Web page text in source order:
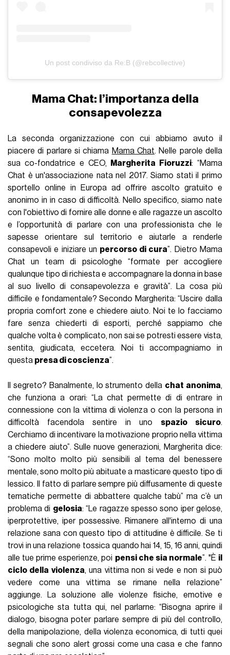
Un post condiviso da Re:B (@rebcollective)
Mama Chat: l’importanza della
consapevolezza
La seconda organizzazione con cui abbiamo avuto il
piacere di parlare si chiama Mama Chat. Nelle parole della
sua co-fondatrice e CEO,
Margherita Fioruzzi: “Mama
Chat è un'associazione nata nel 2017. Siamo stati il primo
sportello online in Europa ad offrire ascolto gratuito e
anonimo in in caso di difficoltà. Nello specifico, siamo nate
con l'obiettivo di fornire alle donne e alle ragazze un ascolto
e l’opportunità di parlare con una professionista che le
sapesse orientare sul territorio e aiutarle a renderle
consapevoli e iniziare un percorso di cura”. Dietro Mama
Chat un team di psicologhe “formate per accogliere
qualunque tipo di richiesta e accompagnare la donna in base
al suo livello di consapevolezza e gravità”. La cosa più
difficile e fondamentale? Secondo Margherita: “Uscire dalla
propria comfort zone e chiedere aiuto. Noi te lo facciamo
fare senza chiederti di esporti, perché sappiamo che
qualche volta è complicato, non sai se potresti essere vista,
sentita, giudicata, eccetera. Noi ti accompagniamo in
questa presa di coscienza”.
Il segreto? Banalmente, lo strumento della chat anonima,
che funziona a orari: “La chat permette di di entrare in
connessione con la vittima di violenza o con la persona in
difficoltà facendola sentire in uno spazio sicuro.
Cerchiamo di incentivare la motivazione proprio nella vittima
a chiedere aiuto”. Sulle nuove generazioni, Margherita dice:
“Sono molto molto più sensibili al tema del benessere
mentale, sono molto più abituate a masticare questo tipo di
lessico. Il fatto di parlare sempre più diffusamente di queste
tematiche permette di abbattere qualche tabù” ma c’è un
problema di gelosia: “Le ragazze spesso sono iper gelose,
iperprotettive, iper possessive. Rimanere all'interno di una
relazione sana con questo tipo di attitudine è difficile. Se ti
trovi in una relazione tossica quando hai 14, 15, 16 anni, quindi
alle tue prime esperienze, poi pensi che sia normale”. "È il
ciclo della violenza, una vittima non si vede e non si può
vedere come una vittima se rimane nella relazione”
aggiunge. La soluzione alle violenze fisiche, emotive e
psicologiche sta tutta qui, nel parlarne: “Bisogna aprire il
dialogo, bisogna poter parlare sempre di più del controllo,
della manipolazione, della violenza economica, di tutti quei
segnali che sono alert grossi come una casa e che fanno